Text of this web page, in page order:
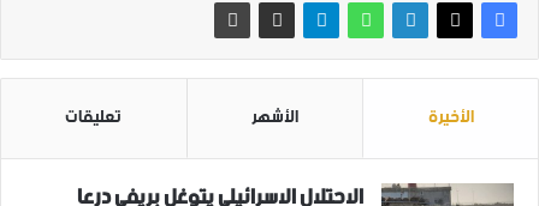
الأخيرة الأشهر تعليقات